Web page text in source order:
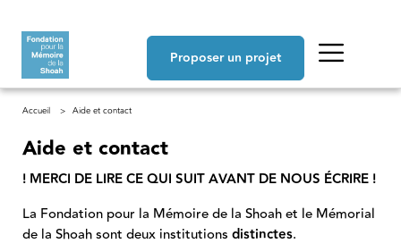
Proposer un projet
Fil d'Ariane
Accueil Aide et contact
Aide et contact
! MERCI DE LIRE CE QUI SUIT AVANT DE NOUS ÉCRIRE !
La Fondation pour la Mémoire de la Shoah et le Mémorial
de la Shoah sont deux institutions distinctes.